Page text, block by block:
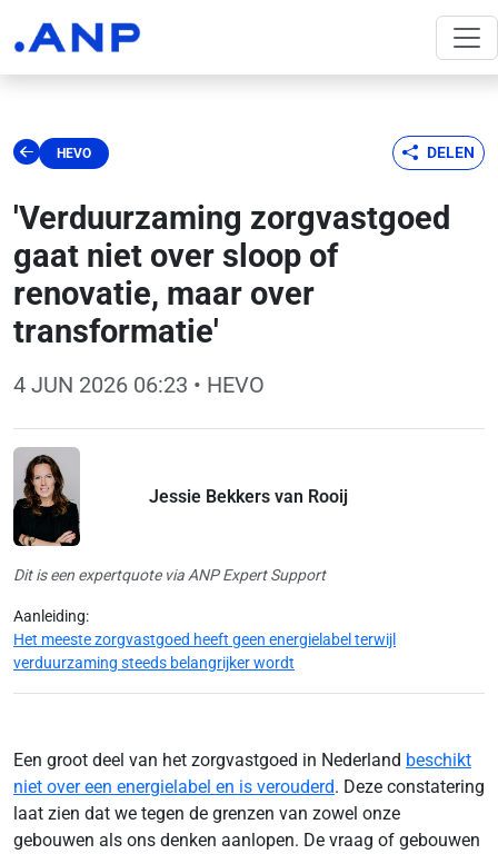
HEVO DELEN
'Verduurzaming zorgvastgoed
gaat niet over sloop of
renovatie, maar over
transformatie'
4 JUN 2026 06:23 • HEVO
Jessie Bekkers van Rooij
Dit is een expertquote via ANP Expert Support
Aanleiding:
Het meeste zorgvastgoed heeft geen energielabel terwijl
verduurzaming steeds belangrijker wordt
Een groot deel van het zorgvastgoed in Nederland beschikt
niet over een energielabel en is verouderd. Deze constatering
laat zien dat we tegen de grenzen van zowel onze
gebouwen als ons denken aanlopen. De vraag of gebouwen